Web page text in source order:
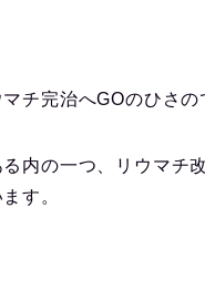
チ完治へGOのひさの
内の一つ、リウマチ
す。